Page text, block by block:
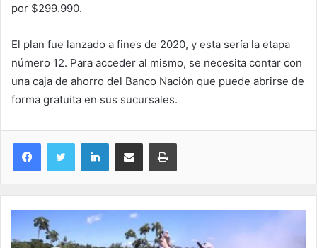
por $299.990.
El plan fue lanzado a fines de 2020, y esta sería la etapa
número 12. Para acceder al mismo, se necesita contar con
una caja de ahorro del Banco Nación que puede abrirse de
forma gratuita en sus sucursales.
LinkedInCompartir por correo electrónicoImprimir